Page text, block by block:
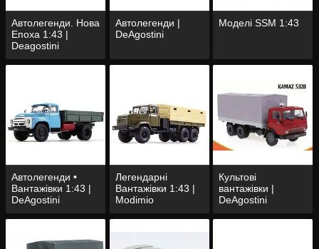
Автолегенди. Нова
Епоха 1:43 |
Deagostini
Автолегенди |
DeAgostini
Моделі SSM 1:43
Автолегенди •
Вантажівки 1:43 |
DeAgostini
Легендарні
Вантажівки 1:43 |
Modimio
Культові
вантажівки |
DeAgostini